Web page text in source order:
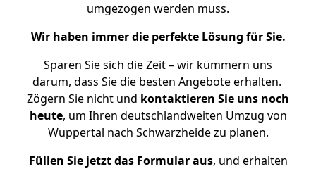
umgezogen werden muss.
Wir haben immer die perfekte Lösung für Sie.
Sparen Sie sich die Zeit – wir kümmern uns
darum, dass Sie die besten Angebote erhalten.
Zögern Sie nicht und kontaktieren Sie uns noch
heute, um Ihren deutschlandweiten Umzug von
Wuppertal nach Schwarzheide zu planen.
Füllen Sie jetzt das Formular aus, und erhalten